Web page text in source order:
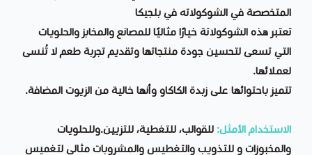
المتخصصة في الشوكولاته في بلجيكا
تعتبر هذه الشوكولاتة خيارًا مثاليًا للمصانع والمخابز والحلويات
التي تسعى لتحسين جودة منتجاتها وتقديم تجربة طعم لا تُنسى
لعملائها.
تتميز باحتوائها على زبدة الكاكاو وأنها خالية من الزيوت المضافة.
الاستخدام الأمثل: للقوالب، للتغطية، للتزيين.وللحلويات
والمخبوزات و للتذويب والتغطيس والمشروبات مثالي لتغميس